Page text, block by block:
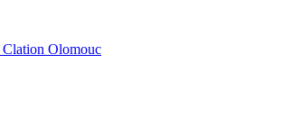
Clation Olomouc